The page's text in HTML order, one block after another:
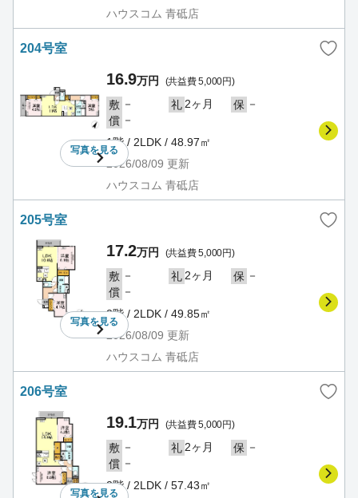
ハウスコム 青砥店
204号室
写真を見る
16.9万円 (共益費 5,000円)
敷 － 礼 2ヶ月 保 －
償 －
1階 / 2LDK / 48.97㎡
2026/08/09 更新
ハウスコム 青砥店
205号室
写真を見る
17.2万円 (共益費 5,000円)
敷 － 礼 2ヶ月 保 －
償 －
2階 / 2LDK / 49.85㎡
2026/08/09 更新
ハウスコム 青砥店
206号室
写真を見る
19.1万円 (共益費 5,000円)
敷 － 礼 2ヶ月 保 －
償 －
2階 / 2LDK / 57.43㎡